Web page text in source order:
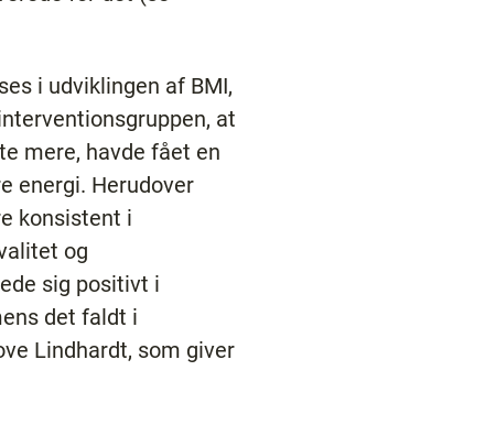
i udviklingen af BMI,
at
mere, havde fået en
energi. Herudover
konsistent i
og
sig positivt i
det faldt i
Lindhardt, som giver